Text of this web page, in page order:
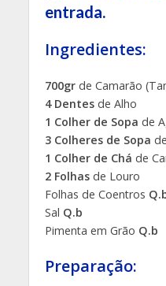
entrada.
Ingredientes:
700grde Camarão
4 Dentesde Alho
1 Colher de Sopa de
3 Colheres de Sopa
1 Colher de Chá de
2 Folhasde Louro
Folhas de Coentros
Sal Q.b
Pimenta em Grão Q.b
Preparação: